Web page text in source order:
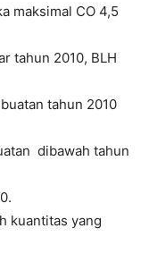
maksimal CO 4,5
tahun 2010, BLH
tahun 2010
dibawah tahun
kuantitas yang